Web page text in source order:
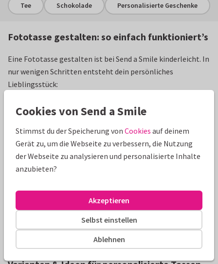
Tee Schokolade Personalisierte Geschenke
Fototasse gestalten: so einfach funktioniert’s
Eine Fototasse gestalten ist bei Send a Smile kinderleicht. In
nur wenigen Schritten entsteht dein persönliches
Lieblingsstück:
Familienfoto, Haustier oder Urlaubserinnerung.
Text oder Namen hinzufügen: Ergänze deine Tasse
mit einem Namen, Spruch oder einem kleinen Gruß.
Vorschau ansehen:Prüfe direkt online, wie deine
Tasse mit Foto aussehen wird.
einfach bestellen und dich auf dein persönliches Unikat
Alle personalisierten Tassen sind
spülmaschinenfest, sodass dein Motiv auch nach vielen
Waschgängen noch strahlt.
Cookies von Send a Smile
Stimmst du der Speicherung von Cookies auf deinem
Gerät zu, um die Webseite zu verbessern, die Nutzung
der Webseite zu analysieren und personalisierte Inhalte
anzubieten?
Ablehnen
Selbst einstellen
Akzeptieren